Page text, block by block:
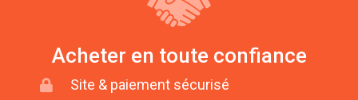
Acheter en toute confiance
Site & paiement sécurisé